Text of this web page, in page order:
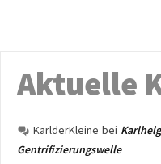
Aktuelle
KarlderKleine bei
Gentrifizierungswelle